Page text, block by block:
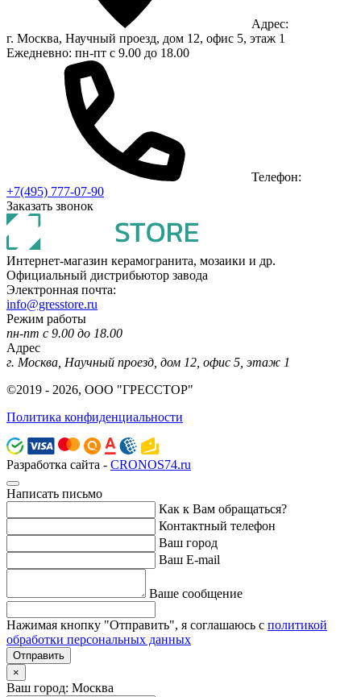
Адрес:
г. Москва, Научный проезд, дом 12, офис 5, этаж 1
Ежедневно: пн-пт с 9.00 до 18.00
Телефон:
+7(495) 777-07-90
Заказать звонок
Интернет-магазин керамогранита, мозаики и др.
Официальный дистрибьютор завода
Электронная почта:
info@gresstore.ru
Режим работы
пн-пт с 9.00 до 18.00
Адрес
г. Москва, Научный проезд, дом 12, офис 5, этаж 1
©2019 - 2026, ООО "ГРЕССТОР"
Политика конфиденциальности
Разработка сайта - CRONOS74.ru
Написать письмо
Как к Вам обращаться?
Контактный телефон
Ваш город
Ваш E-mail
Ваше сообщение
Нажимая кнопку "Отправить", я соглашаюсь с политикой
обработки персональных данных
Отправить
×
Ваш город: Москва